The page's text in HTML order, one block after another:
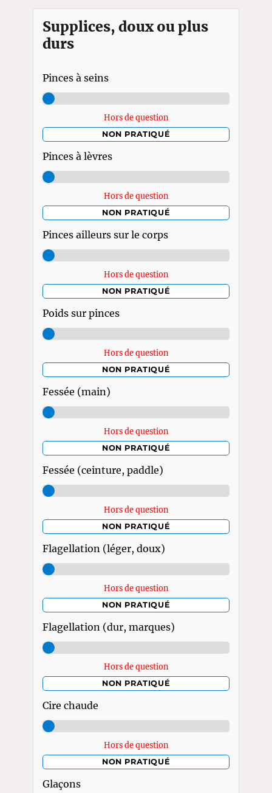
Supplices, doux ou plus
durs
Pinces à seins
Hors de question
NON PRATIQUÉ
Pinces à lèvres
Hors de question
NON PRATIQUÉ
Pinces ailleurs sur le corps
Hors de question
NON PRATIQUÉ
Poids sur pinces
Hors de question
NON PRATIQUÉ
Fessée (main)
Hors de question
NON PRATIQUÉ
Fessée (ceinture, paddle)
Hors de question
NON PRATIQUÉ
Flagellation (léger, doux)
Hors de question
NON PRATIQUÉ
Flagellation (dur, marques)
Hors de question
NON PRATIQUÉ
Cire chaude
Hors de question
NON PRATIQUÉ
Glaçons